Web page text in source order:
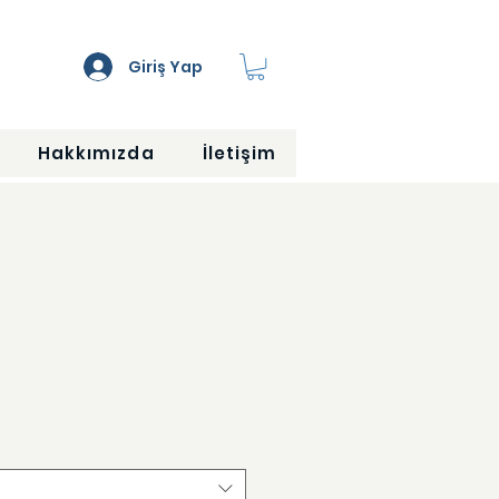
Giriş Yap
Hakkımızda İletişim